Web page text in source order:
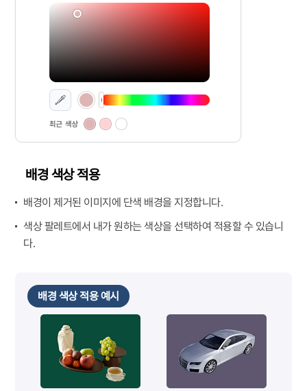
배경 색상 적용
배경이 제거된 이미지에 단색 배경을 지정합니다.
색상 팔레트에서 내가 원하는 색상을 선택하여 적용할 수 있습니
다.
배경 색상 적용 예시